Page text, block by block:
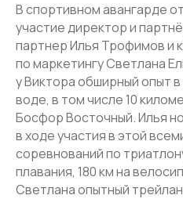
В спортивном авангарде
участие директор и
партнер Илья Трофимов и
по маркетингу Светлана
у Виктора обширный опыт
воде, в том числе 10
Босфор Восточный. Илья
в ходе участия в этой
соревнований по
плавания, 180 км на
Светлана опытный
ООО КГ «ТИМ»
ИНН 7801256511
ОГРН 1047800005725
ГлавнаяО компанииУслуги
Признание Блог Отзывы
Навигация
Санкт-Петербург, Средний
Офис Санкт-Петербург